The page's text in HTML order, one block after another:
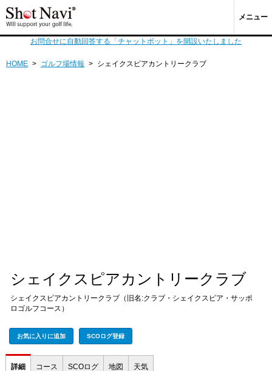
メニュー
お問合せに自動回答する「チャットボット」を開設いたしました
HOME > ゴルフ場情報 > シェイクスピアカントリークラブ
シェイクスピアカントリークラブ
シェイクスピアカントリークラブ（旧名:クラブ・シェイクスピア・サッポ
ロゴルフコース）
お気に入りに追加 SCOログ登録
詳細 コース SCOログ 地図 天気